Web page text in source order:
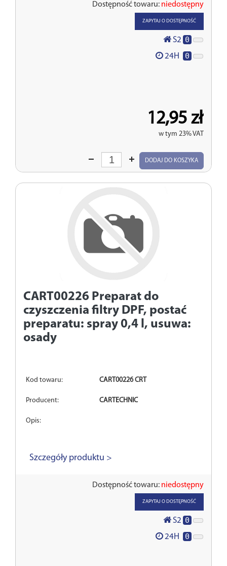
Dostępność towaru: niedostępny
ZAPYTAJ O DOSTĘPNOŚĆ
S2 0
24H 0
12,95 zł
w tym 23% VAT
Wprowadź
DODAJ DO KOSZYKA
CART00226 Preparat do
czyszczenia filtry DPF, postać
preparatu: spray 0,4 l, usuwa:
osady
Kod towaru: CART00226 CRT
Producent: CARTECHNIC
Opis:
Szczegóły produktu >
Dostępność towaru: niedostępny
ZAPYTAJ O DOSTĘPNOŚĆ
S2 0
24H 0